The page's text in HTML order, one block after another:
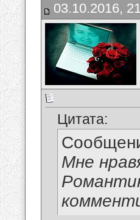
03.10.2016,
Цитата:
Мне